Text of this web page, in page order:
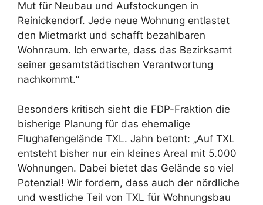
Mut für Neubau und Aufstockungen in
Reinickendorf. Jede neue Wohnung entlastet
den Mietmarkt und schafft bezahlbaren
Wohnraum. Ich erwarte, dass das Bezirksamt
seiner gesamtstädtischen Verantwortung
nachkommt.“
Besonders kritisch sieht die FDP-Fraktion die
bisherige Planung für das ehemalige
Flughafengelände TXL. Jahn betont: „Auf TXL
entsteht bisher nur ein kleines Areal mit 5.000
Wohnungen. Dabei bietet das Gelände so viel
Potenzial! Wir fordern, dass auch der nördliche
und westliche Teil von TXL für Wohnungsbau